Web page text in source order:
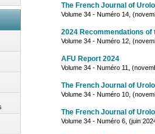
The French Journal of
Volume 34 - Numéro 14,
2024 Recommendations
Volume 34 - Numéro 12,
AFU Report 2024
Volume 34 - Numéro 11,
The French Journal of
Volume 34 - Numéro 10,
The French Journal of
Volume 34 - Numéro 6, (juin